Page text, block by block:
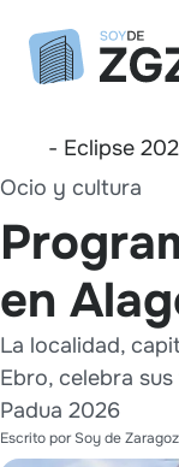
- Eclipse
Ocio y cultura
en
La localidad,
Ebro, celebra
Padua 2026
Escrito porSoy de